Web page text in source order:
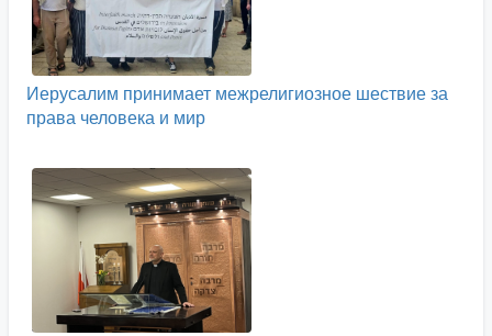
Иерусалим принимает межрелигиозное шествие за
права человека и мир